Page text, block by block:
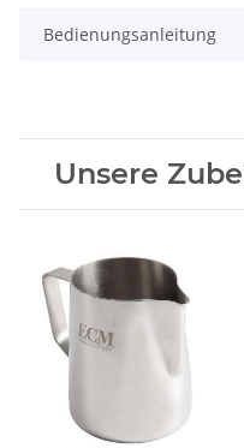
Bedienungsanleitung
Unsere